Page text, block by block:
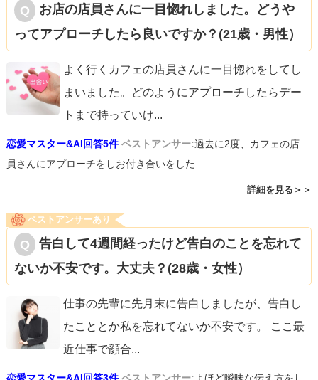
お店の店員さんに一目惚れしました。どうや
ってアプローチしたら良いですか？(21歳・男性）
よく行くカフェの店員さんに一目惚れをしてし
まいました。どのようにアプローチしたらデー
トまで持っていけ...
恋愛マスター&AI回答5件 ベストアンサー:過去に2度、カフェの店
員さんにアプローチをしお付き合いをした...
詳細を見る＞＞
ベストアンサーあり
告白して4週間経ったけど告白のことを忘れて
ないか不安です。大丈夫？(28歳・女性）
仕事の先輩に先月末に告白しましたが、告白し
たこととか私を忘れてないか不安です。 ここ最
近仕事で顔合...